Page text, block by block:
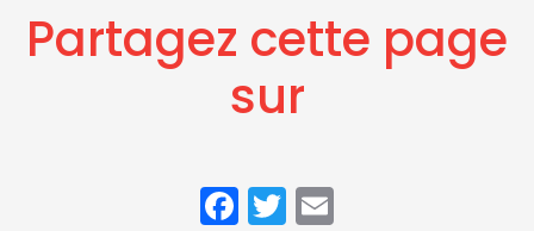
Partagez cette page
sur
Facebook
Twitter